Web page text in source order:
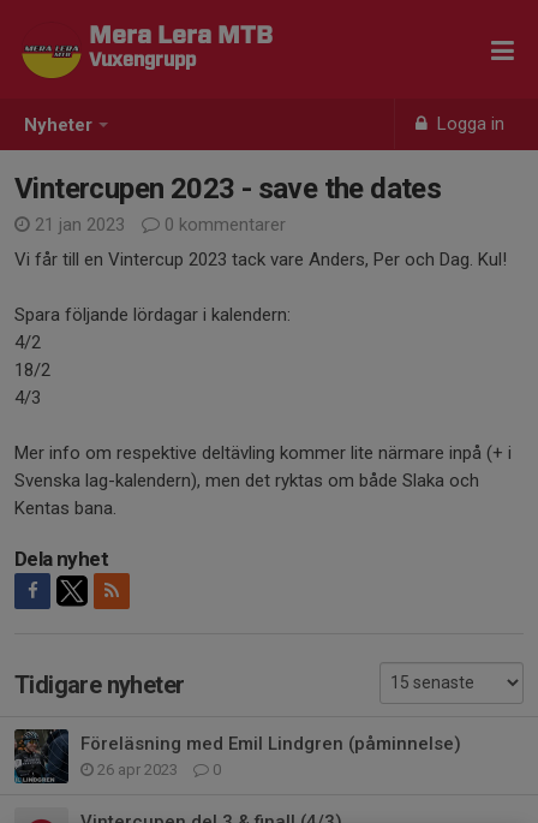
Nyheter Logga in
Mera Lera MTB
Vuxengrupp
Vintercupen 2023 - save the dates
21 jan 2023
0 kommentarer
Vi får till en Vintercup 2023 tack vare Anders, Per och Dag. Kul!
Spara följande lördagar i kalendern:
4/2
18/2
4/3
Mer info om respektive deltävling kommer lite närmare inpå (+ i
Svenska lag-kalendern), men det ryktas om både Slaka och
Kentas bana.
Dela nyhet
Tidigare nyheter
Föreläsning med Emil Lindgren (påminnelse)
26 apr 2023 0